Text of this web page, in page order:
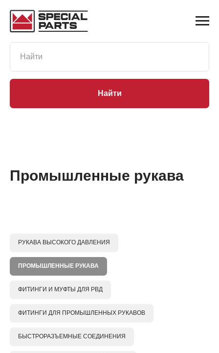
Найти
Промышленные рукава
РУКАВА ВЫСОКОГО ДАВЛЕНИЯ
ПРОМЫШЛЕННЫЕ РУКАВА
ФИТИНГИ И МУФТЫ ДЛЯ РВД
ФИТИНГИ ДЛЯ ПРОМЫШЛЕННЫХ РУКАВОВ
БЫСТРОРАЗЪЕМНЫЕ СОЕДИНЕНИЯ